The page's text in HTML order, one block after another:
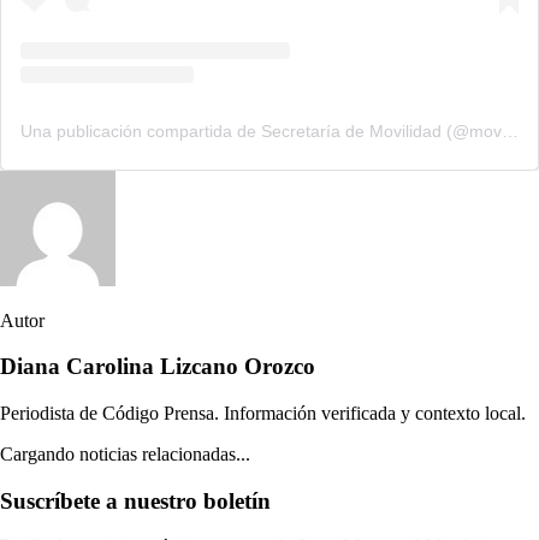
Autor
Diana Carolina Lizcano Orozco
Periodista de Código Prensa. Información verificada y contexto local.
Cargando noticias relacionadas...
Suscríbete a nuestro boletín